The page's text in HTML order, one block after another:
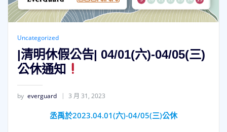
Uncategorized
|清明休假公告| 04/01(六)-04/05(三)
公休通知
by everguard 3 月 31, 2023
丞禹於2023.04.01(六)-04/05(三)公休